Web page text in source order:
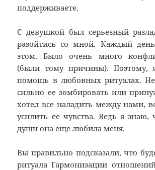
поддерживаете.
С девушкой был серьезный
разойтись со мной. Каждый
этом. Было очень много
(были тому причины). Поэтому,
помощь в любовных ритуалах. Не
сильно ее зомбировать или
хотел все наладить между нами,
усилить ее чувства. Ведь я знаю,
души она еще любила меня.
Вы правильно подсказали, что
ритуала Гармонизации